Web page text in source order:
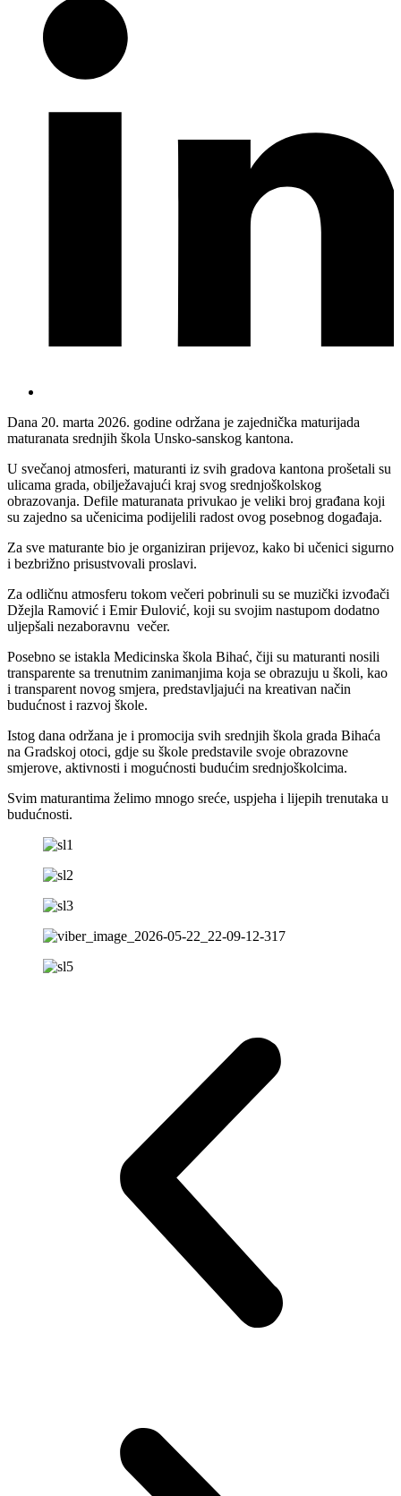
Dana 20. marta 2026. godine održana je zajednička maturijada
maturanata srednjih škola Unsko-sanskog kantona.
U svečanoj atmosferi, maturanti iz svih gradova kantona prošetali su
ulicama grada, obilježavajući kraj svog srednjoškolskog
obrazovanja. Defile maturanata privukao je veliki broj građana koji
su zajedno sa učenicima podijelili radost ovog posebnog događaja.
Za sve maturante bio je organiziran prijevoz, kako bi učenici sigurno
i bezbrižno prisustvovali proslavi.
Za odličnu atmosferu tokom večeri pobrinuli su se muzički izvođači
Džejla Ramović i Emir Đulović, koji su svojim nastupom dodatno
uljepšali nezaboravnu večer.
Posebno se istakla Medicinska škola Bihać, čiji su maturanti nosili
transparente sa trenutnim zanimanjima koja se obrazuju u školi, kao
i transparent novog smjera, predstavljajući na kreativan način
budućnost i razvoj škole.
Istog dana održana je i promocija svih srednjih škola grada Bihaća
na Gradskoj otoci, gdje su škole predstavile svoje obrazovne
smjerove, aktivnosti i mogućnosti budućim srednjoškolcima.
Svim maturantima želimo mnogo sreće, uspjeha i lijepih trenutaka u
budućnosti.